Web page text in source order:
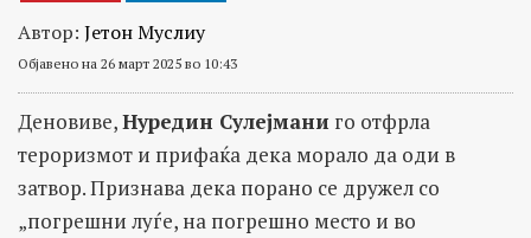
Автор: Јетон Муслиу
Објавено на 26 март 2025 во 10:43
Деновиве,Нуредин Сулејмани го отфрла
тероризмот и прифаќа дека морало да оди в
затвор. Признава дека порано се дружел со
„погрешни луѓе, на погрешно место и во